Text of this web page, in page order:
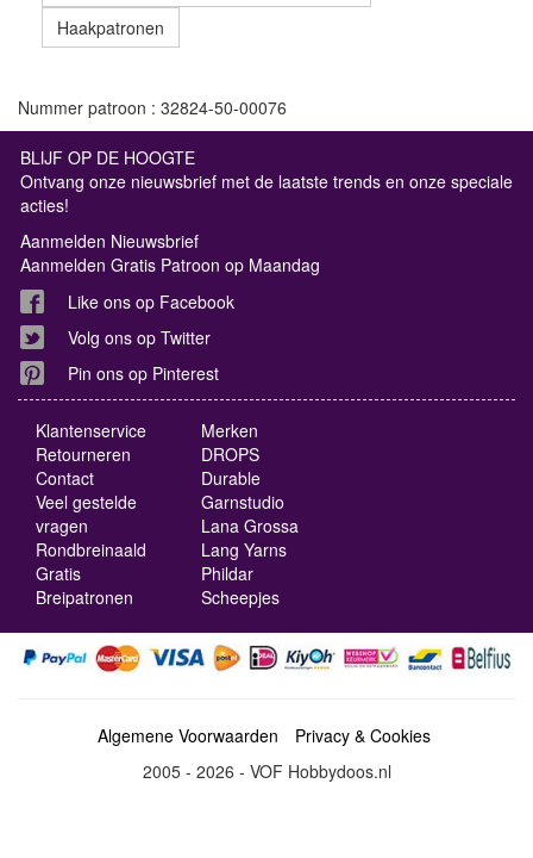
Haakpatronen
Nummer patroon : 32824-50-00076
BLIJF OP DE HOOGTE
Ontvang onze nieuwsbrief met de laatste trends en onze speciale
acties!
Aanmelden Nieuwsbrief
Aanmelden Gratis Patroon op Maandag
Like ons op Facebook
Volg ons op Twitter
Pin ons op Pinterest
Klantenservice
Retourneren
Contact
Veel gestelde
vragen
Rondbreinaald
Gratis
Breipatronen
Merken
DROPS
Durable
Garnstudio
Lana Grossa
Lang Yarns
Phildar
Scheepjes
Algemene Voorwaarden
Privacy & Cookies
2005 - 2026 - VOF Hobbydoos.nl